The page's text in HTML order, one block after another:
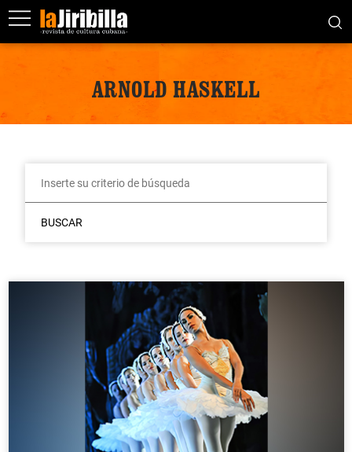
ARNOLD HASKELL
BUSCAR